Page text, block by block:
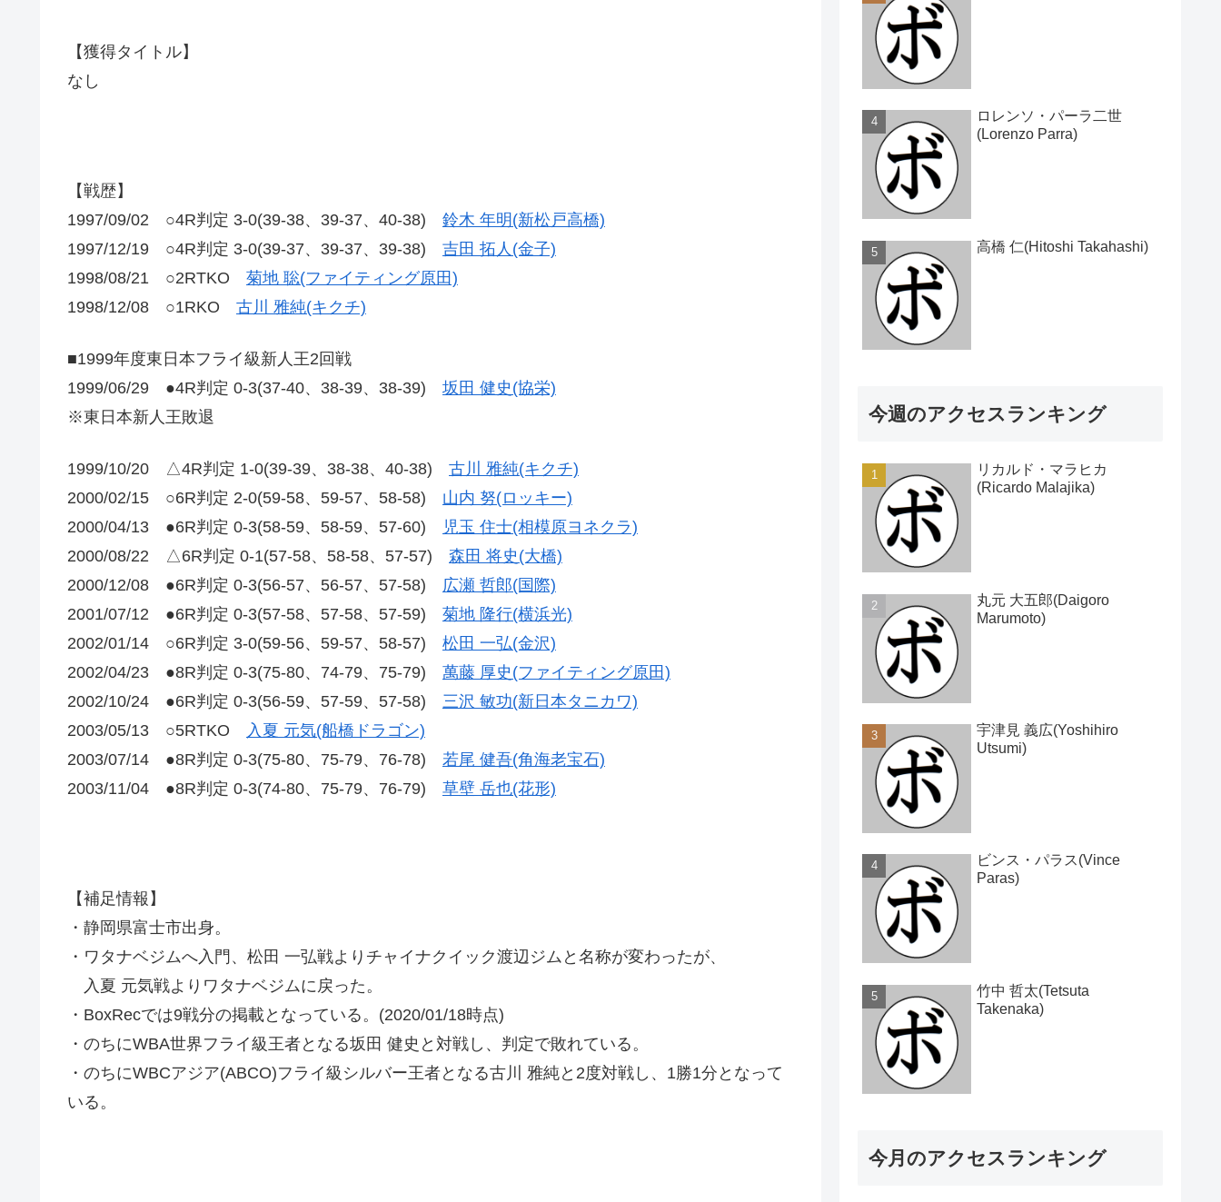
【獲得タイトル】
なし
【戦歴】
1997/09/02 ○4R判定 3-0(39‐38、39‐37、40‐38) 鈴木 年明(新松戸高橋)
1997/12/19 ○4R判定 3-0(39‐37、39‐37、39‐38) 吉田 拓人(金子)
1998/08/21 ○2RTKO 菊地 聡(ファイティング原田)
1998/12/08 ○1RKO 古川 雅純(キクチ)
■1999年度東日本フライ級新人王2回戦
1999/06/29 ●4R判定 0-3(37-40、38-39、38-39) 坂田 健史(協栄)
※東日本新人王敗退
1999/10/20 △4R判定 1-0(39‐39、38‐38、40‐38) 古川 雅純(キクチ)
2000/02/15 ○6R判定 2-0(59-58、59-57、58-58) 山内 努(ロッキー)
2000/04/13 ●6R判定 0-3(58-59、58-59、57-60)
児玉 住士(相模原ヨネクラ)
2000/08/22 △6R判定 0-1(57-58、58-58、57-57) 森田 将史(大橋)
2000/12/08 ●6R判定 0-3(56-57、56-57、57-58) 広瀬 哲郎(国際)
2001/07/12 ●6R判定 0-3(57-58、57-58、57-59) 菊地 隆行(横浜光)
2002/01/14 ○6R判定 3-0(59-56、59-57、58-57) 松田 一弘(金沢)
2002/04/23 ●8R判定 0-3(75-80、74-79、75-79) 萬藤 厚史(ファイティング原田)
2002/10/24 ●6R判定 0-3(56-59、57-59、57-58) 三沢 敏功(新日本タニカワ)
2003/05/13 ○5RTKO 入夏 元気(船橋ドラゴン)
2003/07/14 ●8R判定 0-3(75-80、75-79、76-78) 若尾 健吾(角海老宝石)
2003/11/04 ●8R判定 0-3(74-80、75-79、76-79) 草壁 岳也(花形)
【補足情報】
・静岡県富士市出身。
・ワタナベジムへ入門、松田 一弘戦よりチャイナクイック渡辺ジムと名称が変わったが、
入夏 元気戦よりワタナベジムに戻った。
・BoxRecでは9戦分の掲載となっている。(2020/01/18時点)
・のちにWBA世界フライ級王者となる坂田 健史と対戦し、判定で敗れている。
・のちにWBCアジア(ABCO)フライ級シルバー王者となる古川 雅純と2度対戦し、1勝1分となって
いる。
ロレンソ・パーラ二世
(Lorenzo Parra)
高橋 仁(Hitoshi Takahashi)
今週のアクセスランキング
リカルド・マラヒカ
(Ricardo Malajika)
丸元 大五郎(Daigoro
Marumoto)
宇津見 義広(Yoshihiro
Utsumi)
ビンス・パラス(Vince
Paras)
竹中 哲太(Tetsuta
Takenaka)
今月のアクセスランキング